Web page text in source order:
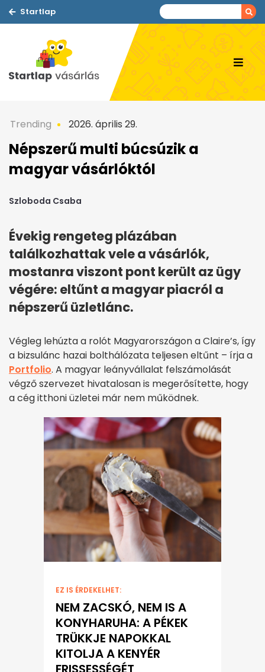
Startlap
Trending 2026. április 29.
Népszerű multi búcsúzik a
magyar vásárlóktól
Szloboda Csaba
Évekig rengeteg plázában
találkozhattak vele a vásárlók,
mostanra viszont pont került az ügy
végére: eltűnt a magyar piacról a
népszerű üzletlánc.
Végleg lehúzta a rolót Magyarországon a Claire’s, így
a bizsulánc hazai bolthálózata teljesen eltűnt – írja a
Portfolio. A magyar leányvállalat felszámolását
végző szervezet hivatalosan is megerősítette, hogy
a cég itthoni üzletei már nem működnek.
EZ IS ÉRDEKELHET:
NEM ZACSKÓ, NEM IS A
KONYHARUHA: A PÉKEK
TRÜKKJE NAPOKKAL
KITOLJA A KENYÉR